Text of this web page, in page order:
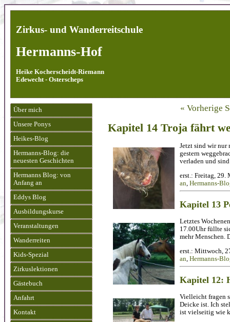
Zirkus- und Wanderreitschule
Hermanns-Hof
Heike Kocherscheidt-Riemann
Edewecht - Osterscheps
Über mich
Unsere Ponys
Heikes-Blog
Hermanns-Blog: die
neuesten Geschichten
Hermanns Blog: von
Anfang an
Eddys Blog
Ausbildungskurse
Veranstaltungen
Wanderreiten
Kids-Spezial
Zirkuslektionen
Gästebuch
Anfahrt
Kontakt
« Vorherige
Kapitel 14 Troja fährt
Jetzt sind wir nur
gestern
verladen und
erst.: Freitag,
an Hermanns-
Kapitel 13
Letztes
17.00Uhr füllte
mehr Menschen.
erst.: Mittwoch,
an Hermanns-
Kapitel 12:
Vielleicht fragen
Deicke ist. Ich
ist vielseitig wie